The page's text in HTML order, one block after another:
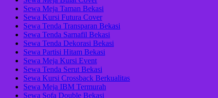
Sewa Meja Taman Bekasi
Sewa Kursi Futura Cover
Sewa Tenda Transparan Bekasi
Sewa Tenda Sarnafil Bekasi
Sewa Tenda Dekorasi Bekasi
Sewa Partisi Hitam Bekasi
Sewa Meja Kursi Event
Sewa Tenda Serut Bekasi
Sewa Kursi Crossback Berkualitas
Sewa Meja IBM Termurah
Sewa Sofa Double Bekasi